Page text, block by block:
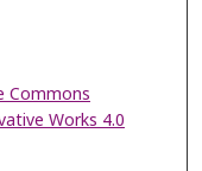
Commons
Works 4.0